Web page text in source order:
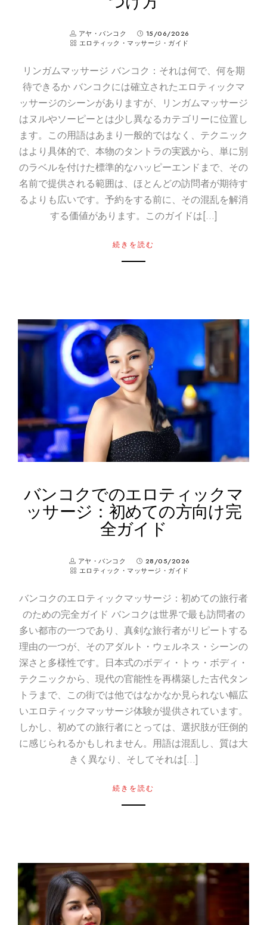
アヤ・バンコク
15/06/2026
エロティック・マッサージ・ガイド
リンガムマッサージ バンコク：それは何で、何を期
待できるか バンコクには確立されたエロティックマ
ッサージのシーンがありますが、リンガムマッサージ
はヌルやソーピーとは少し異なるカテゴリーに位置し
ます。この用語はあまり一般的ではなく、テクニック
はより具体的で、本物のタントラの実践から、単に別
のラベルを付けた標準的なハッピーエンドまで、その
名前で提供される範囲は、ほとんどの訪問者が期待す
るよりも広いです。予約をする前に、その混乱を解消
する価値があります。このガイドは[...]
続きを読む
バンコクでのエロティックマ
ッサージ：初めての方向け完
全ガイド
アヤ・バンコク
28/05/2026
エロティック・マッサージ・ガイド
バンコクのエロティックマッサージ：初めての旅行者
のための完全ガイド バンコクは世界で最も訪問者の
多い都市の一つであり、真剣な旅行者がリピートする
理由の一つが、そのアダルト・ウェルネス・シーンの
深さと多様性です。日本式のボディ・トゥ・ボディ・
テクニックから、現代の官能性を再構築した古代タン
トラまで、この街では他ではなかなか見られない幅広
いエロティックマッサージ体験が提供されています。
しかし、初めての旅行者にとっては、選択肢が圧倒的
に感じられるかもしれません。用語は混乱し、質は大
きく異なり、そしてそれは[…]
続きを読む